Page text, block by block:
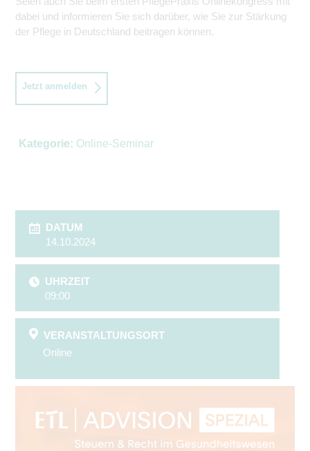
dabei und informieren Sie sich darüber, wie Sie zur Stärkung
der Pflege in Deutschland beitragen können.
Jetzt anmelden
Kategorie: Online-Seminar
DATUM
14.10.2024
UHRZEIT
09:00
VERANSTALTUNGSORT
Online